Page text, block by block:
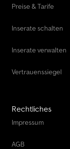
Preise & Tarife
Inserate schalten
Inserate verwalten
Vertrauenssiegel
Rechtliches
Impressum
AGB